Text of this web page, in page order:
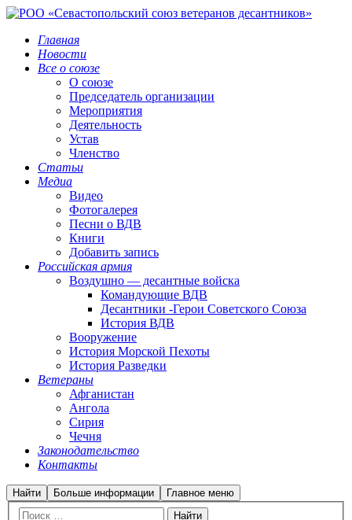
Главная
Новости
Все о союзе
О союзе
Председатель организации
Мероприятия
Деятельность
Устав
Членство
Статьи
Медиа
Видео
Фотогалерея
Песни о ВДВ
Книги
Добавить запись
Российская армия
Воздушно — десантные войска
Командующие ВДВ
Десантники -Герои Советского Союза
История ВДВ
Вооружение
История Морской Пехоты
История Разведки
Ветераны
Афганистан
Ангола
Сирия
Чечня
Законодательство
Контакты
Найти Больше информации Главное меню